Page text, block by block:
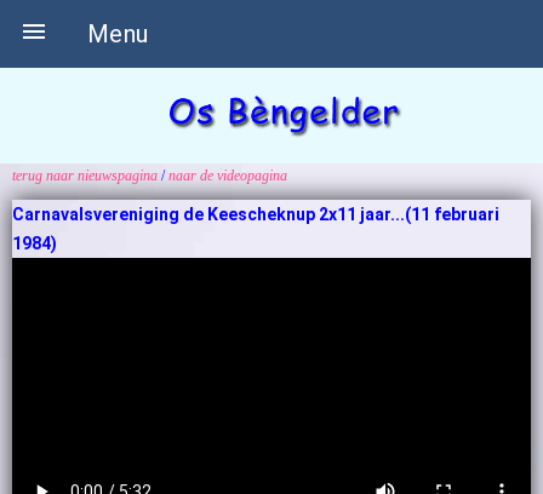
Menu

terug naar nieuwspagina /naar de videopagina
Carnavalsvereniging de Keescheknup 2x11 jaar...(11 februari
1984)